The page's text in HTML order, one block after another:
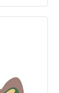
われるこ
は中足骨
パッドを